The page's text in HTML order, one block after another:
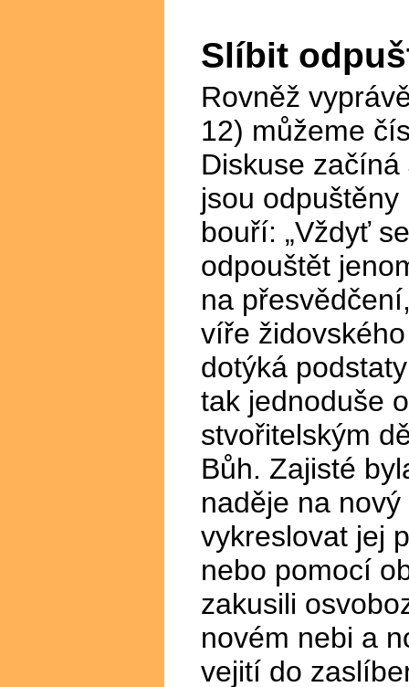
Slíbit
Rovněž
12) můžeme
Diskuse
jsou
bouří: „Vždyť
odpouštět
na
víře
dotýká
tak jednoduše
stvořitelským
Bůh. Zajisté
naděje na
vykreslovat jej
nebo pomocí
zakusili
novém nebi a
vejití do